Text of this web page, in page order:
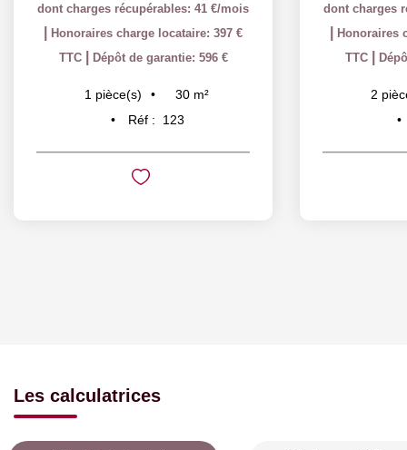
dont charges récupérables: 41 €/mois
Honoraires charge locataire: 397 €
TTC
Dépôt de garantie: 596 €
1 pièce(s) 30 m²
Réf :
123
dont charges
Honoraires
TTC
2
Les calculatrices